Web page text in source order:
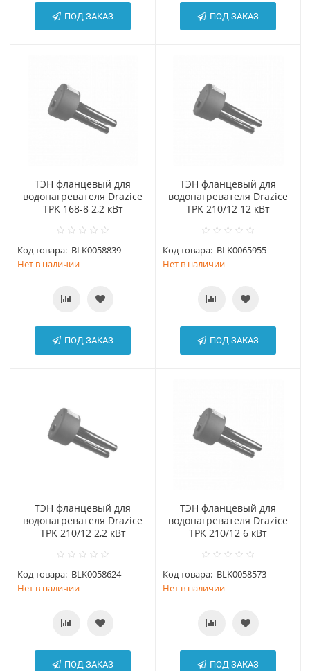
ПОД ЗАКАЗ ПОД ЗАКАЗ
ТЭН фланцевый для
водонагревателя Drazice
TPK 168-8 2,2 кВт
Код товара: BLK0058839
Нет в наличии
ПОД ЗАКАЗ
ТЭН фланцевый для
водонагревателя Drazice
TPK 210/12 12 кВт
Код товара: BLK0065955
Нет в наличии
ПОД ЗАКАЗ
ТЭН фланцевый для
водонагревателя Drazice
TPK 210/12 2,2 кВт
Код товара: BLK0058624
Нет в наличии
ПОД ЗАКАЗ
ТЭН фланцевый для
водонагревателя Drazice
TPK 210/12 6 кВт
Код товара: BLK0058573
Нет в наличии
ПОД ЗАКАЗ